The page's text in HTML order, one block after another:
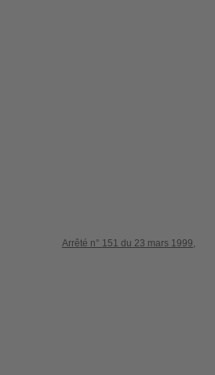
Arrêté n° 151 du 23 mars 1999,